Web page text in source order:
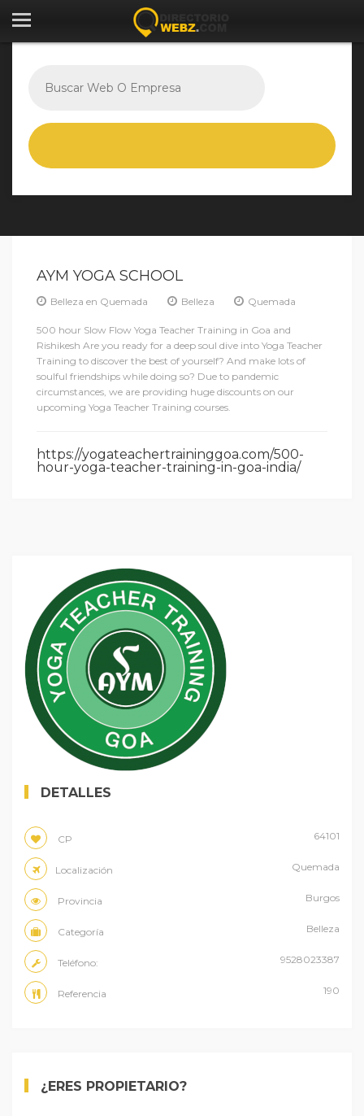
AYM YOGA SCHOOL
Belleza en Quemada Belleza Quemada
500 hour Slow Flow Yoga Teacher Training in Goa and
Rishikesh Are you ready for a deep soul dive into Yoga Teacher
Training to discover the best of yourself? And make lots of
soulful friendships while doing so? Due to pandemic
circumstances, we are providing huge discounts on our
upcoming Yoga Teacher Training courses.
https://yogateachertraininggoa.com/500-
hour-yoga-teacher-training-in-goa-india/
DETALLES
CP 64101
Localización Quemada
Provincia Burgos
Categoría Belleza
Teléfono: 9528023387
Referencia 190
¿ERES PROPIETARIO?